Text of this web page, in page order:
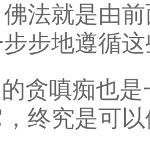
法就是由
步地遵循
贪嗔痴也
终究是可